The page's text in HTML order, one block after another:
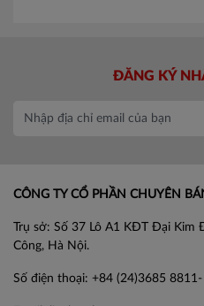
ĐĂNG KÝ
CÔNG TY CỔ PHẦN CHUYÊN
Trụ sở: Số 37 Lô A1 KĐT Đại
Công, Hà Nội.
Số điện thoại: +84 (24)3685